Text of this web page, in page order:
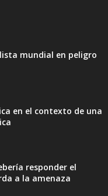
mundial en peligro
en el contexto de una
responder el
a la amenaza